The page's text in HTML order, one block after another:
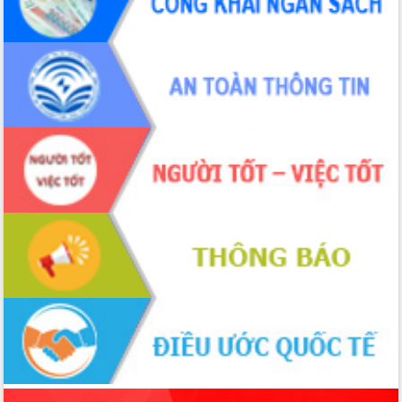
cải cách hành chính tỉnh Đắk Lắk
Kết nối tour, đẩy mạnh chuyển đổi số
để phát triển du lịch Đắk Lắk
Khởi động Dự án Đầu tư xây dựng hạ
tầng kỹ thuật Cụm công nghiệp Tân
Tiến
Gặp mặt các cơ quan báo chí nhân Kỷ
niệm 101 năm Ngày Báo chí Cách
mạng Việt Nam
Đắk Lắk sơ kết 4 năm triển khai thực
hiện Đề án 06 của Chính phủ
Họp báo thông tin về Hội nghị Công bố
Quy hoạch và Xúc tiến đầu tư tỉnh Đắk
Lắk
Khơi thông điểm nghẽn, đẩy nhanh
giải ngân vốn khắc phục thiên tai
HĐND tỉnh thông qua điều chỉnh Quy
hoạch tỉnh thời kỳ 2021-2030
Hội thảo góp ý hồ sơ điều chỉnh quy
hoạch tỉnh Đắk Lắk thời kỳ 2021-2030,